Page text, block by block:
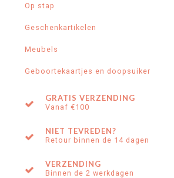
Op stap
Geschenkartikelen
Meubels
Geboortekaartjes en doopsuiker
GRATIS VERZENDING
Vanaf €100
NIET TEVREDEN?
Retour binnen de 14 dagen
VERZENDING
Binnen de 2 werkdagen